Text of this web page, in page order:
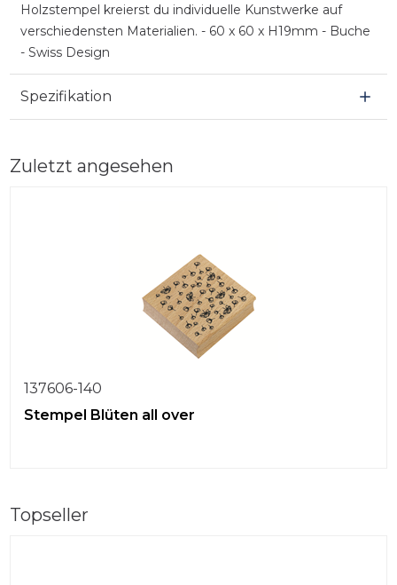
Holzstempel kreierst du individuelle Kunstwerke auf
verschiedensten Materialien. - 60 x 60 x H19mm - Buche
- Swiss Design
Spezifikation
Zuletzt angesehen
137606-140
Stempel Blüten all over
Topseller